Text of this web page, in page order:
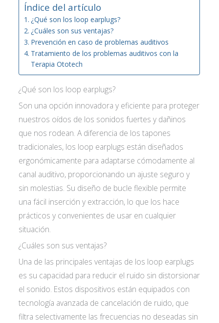
Índice del artículo
¿Qué son los loop earplugs?
¿Cuáles son sus ventajas?
Prevención en caso de problemas auditivos
Tratamiento de los problemas auditivos con la
Terapia Ototech
¿Qué son los loop earplugs?
Son una opción innovadora y eficiente para proteger
nuestros oídos de los sonidos fuertes y dañinos
que nos rodean. A diferencia de los tapones
tradicionales, los loop earplugs están diseñados
ergonómicamente para adaptarse cómodamente al
canal auditivo, proporcionando un ajuste seguro y
sin molestias. Su diseño de bucle flexible permite
una fácil inserción y extracción, lo que los hace
prácticos y convenientes de usar en cualquier
situación.
¿Cuáles son sus ventajas?
Una de las principales ventajas de los loop earplugs
es su capacidad para reducir el ruido sin distorsionar
el sonido. Estos dispositivos están equipados con
tecnología avanzada de cancelación de ruido, que
filtra selectivamente las frecuencias no deseadas sin